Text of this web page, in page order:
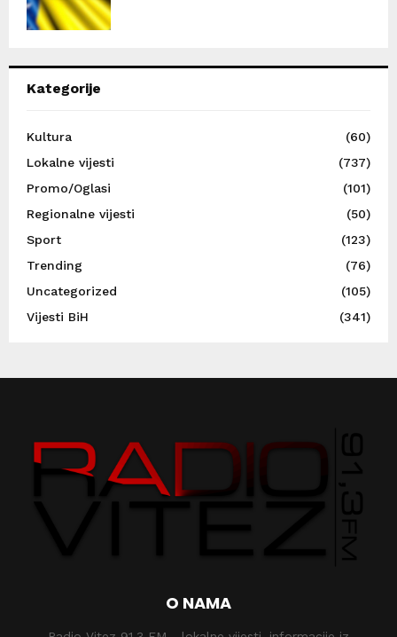
Kategorije
Kultura
(60)
Lokalne vijesti
(737)
Promo/Oglasi
(101)
Regionalne vijesti
(50)
Sport
(123)
Trending
(76)
Uncategorized
(105)
Vijesti BiH
(341)
O NAMA